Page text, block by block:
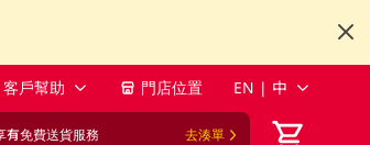
客戶幫助 門店位置 EN | 中
有免費送貨服務 去湊單